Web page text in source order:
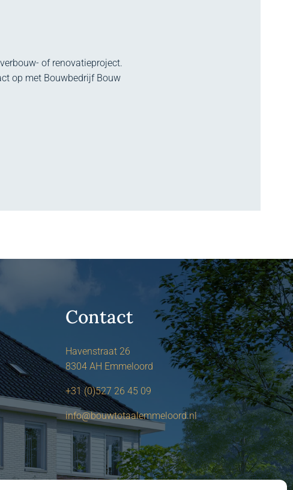
of renovatieproject.
op met Bouwbedrijf Bouw
Contact
Havenstraat 26
8304 AH Emmeloord
+31 (0)527 26 45 09
info@bouwtotaalemmeloord.nl